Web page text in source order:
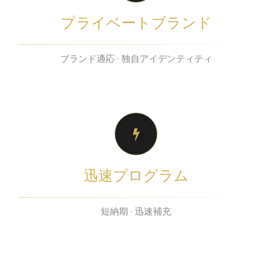
プライベートブランド
ブランド適応 · 独自アイデンティティ
迅速プログラム
短納期 · 迅速補充